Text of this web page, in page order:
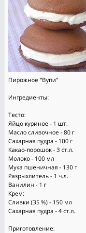
Пирожное "Вупи"
Ингредиенты:
Тесто:
Яйцо куриное - 1 шт.
Масло сливочное - 80 г
Сахарная пудра - 100 г
Какао-порошок - 3 ст.л.
Молоко - 100 мл
Мука пшеничная - 130 г
Разрыхлитель - 1 ч.л.
Ванилин - 1 г
Крем:
Сливки (35 %) - 150 мл
Сахарная пудра - 4 ст.л.
Приготовление: